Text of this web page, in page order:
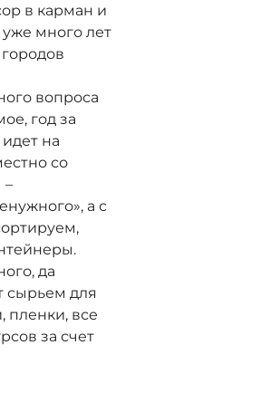
в карман и
много лет
вопроса
год за
на
со
–
а с
да
сырьем для
пленки, все
за счет